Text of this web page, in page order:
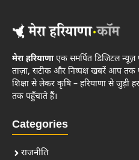
मेरा हरियाणाएक समर्पित डिजिटल न्यूज़
ताज़ा, सटीक और निष्पक्ष खबरें आप तक
शिक्षा से लेकर कृषि – हरियाणा से
तक पहुँचाते हैं।
Categories
राजनीति